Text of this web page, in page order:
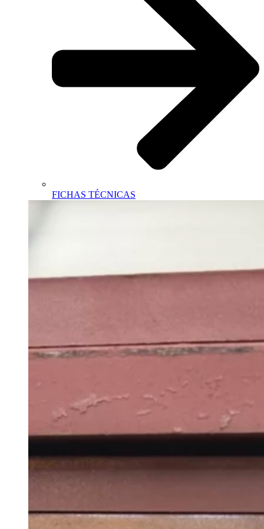
FICHAS TÉCNICAS